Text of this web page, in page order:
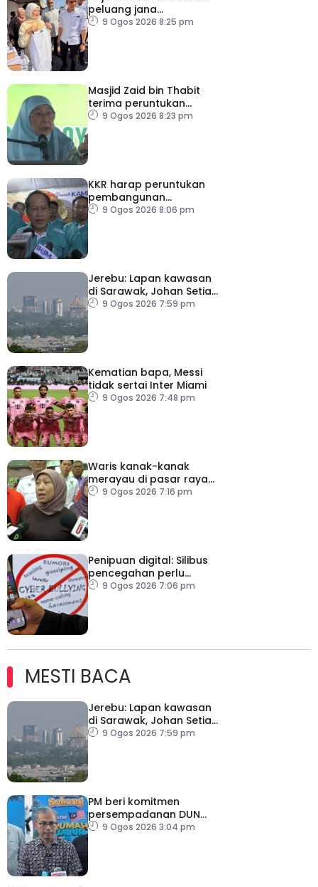
peluang jana
pendapatan, bantu
9 Ogos 2026 8:25 pm
Masjid Zaid bin Thabit
terima peruntukan
RM100,000
9 Ogos 2026 8:23 pm
KKR harap peruntukan
pembangunan
ditingkatkan
9 Ogos 2026 8:06 pm
Jerebu: Lapan kawasan
di Sarawak, Johan Setia
di Selangor catat IPU
9 Ogos 2026 7:59 pm
Kematian bapa, Messi
tidak sertai Inter Miami
9 Ogos 2026 7:48 pm
Waris kanak-kanak
merayau di pasar raya
Terengganu diminta
9 Ogos 2026 7:16 pm
Penipuan digital: Silibus
pencegahan perlu
diperkenalkan – PPIM
9 Ogos 2026 7:06 pm
MESTI BACA
Jerebu: Lapan kawasan
di Sarawak, Johan Setia
di Selangor catat IPU
9 Ogos 2026 7:59 pm
PM beri komitmen
persempadanan DUN
Sarawak, minta laporan
9 Ogos 2026 3:04 pm